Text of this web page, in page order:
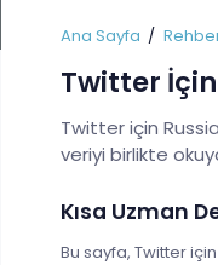
Ana Sayfa
Twitter
Twitter için
veriyi birlikte
Kısa Uzman
Bu sayfa, Twitter